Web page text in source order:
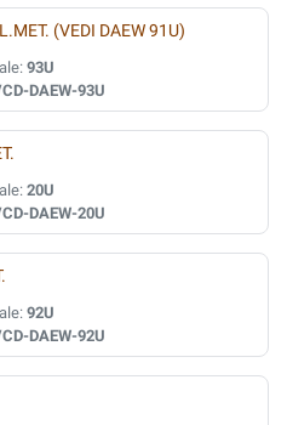
(VEDI DAEW 91U)
93U
DAEW-93U
20U
DAEW-20U
92U
DAEW-92U